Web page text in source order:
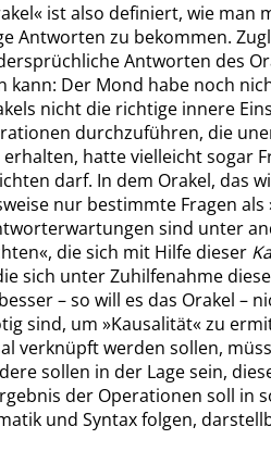
« ist also definiert, wie man
Antworten zu bekommen.
Antworten des
kann: Der Mond habe noch
nicht die richtige innere
durchzuführen, die
hatte vielleicht sogar
darf. In dem Orakel, das
nur bestimmte Fragen als
sind unter
«, die sich mit Hilfe dieser
sich unter Zuhilfenahme
– so will es das Orakel –
sind, um »Kausalität«zu
verknüpft werden sollen,
sollen in der Lage sein,
der Operationen soll in
und Syntax folgen,